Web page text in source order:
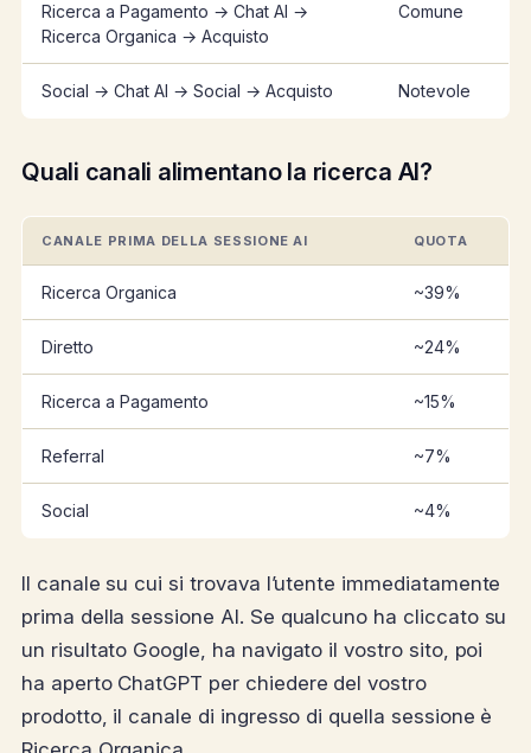
Ricerca a Pagamento → Chat AI →
Ricerca Organica → Acquisto
Comune
Social → Chat AI → Social → Acquisto Notevole
Quali canali alimentano la ricerca AI?
CANALE PRIMA DELLA SESSIONE AI QUOTA
Ricerca Organica ~39%
Diretto ~24%
Ricerca a Pagamento ~15%
Referral ~7%
Social ~4%
Il canale su cui si trovava l’utente immediatamente
prima della sessione AI. Se qualcuno ha cliccato su
un risultato Google, ha navigato il vostro sito, poi
ha aperto ChatGPT per chiedere del vostro
prodotto, il canale di ingresso di quella sessione è